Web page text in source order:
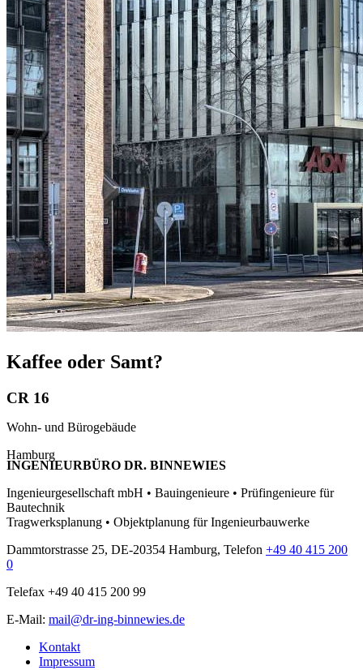
Kaffee oder Samt?
CR 16
Wohn- und Bürogebäude
Hamburg
INGENIEURBÜRO DR. BINNEWIES
Ingenieurgesellschaft mbH • Bauingenieure • Prüfingenieure für
Bautechnik
Tragwerksplanung • Objektplanung für Ingenieurbauwerke
Dammtorstrasse 25, DE-20354 Hamburg, Telefon +49 40 415 200
0
Telefax +49 40 415 200 99
E-Mail: mail@dr-ing-binnewies.de
Kontakt
Impressum